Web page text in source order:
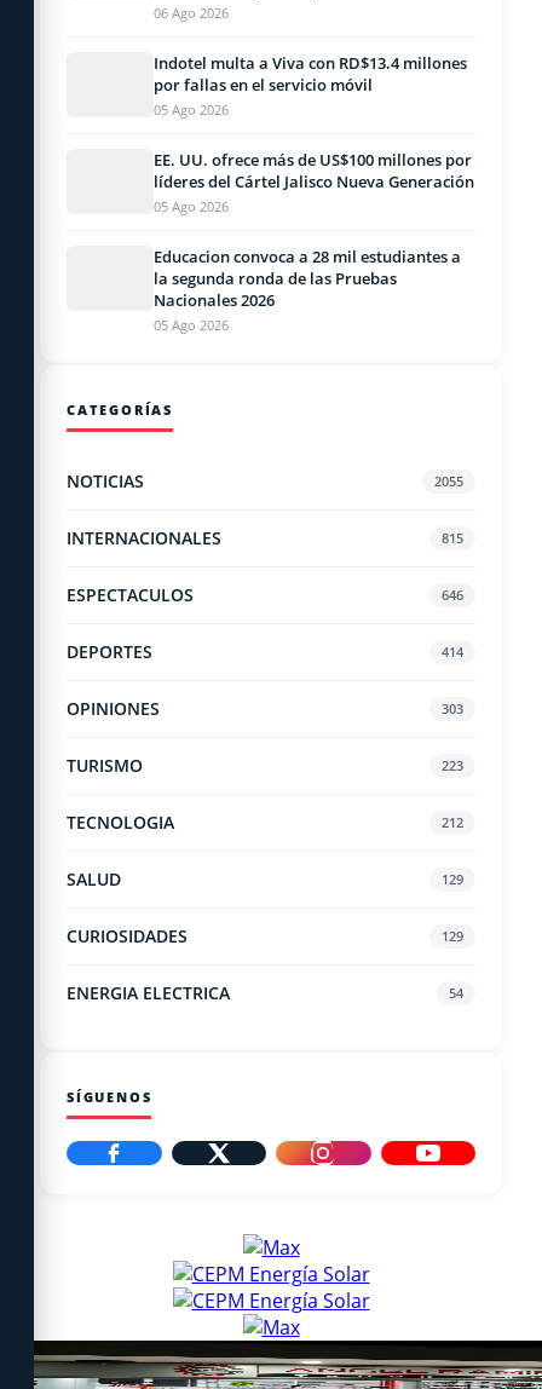
06 Ago 2026
Indotel multa a Viva con RD$13.4 millones
por fallas en el servicio móvil
05 Ago 2026
EE. UU. ofrece más de US$100 millones por
líderes del Cártel Jalisco Nueva Generación
05 Ago 2026
Educacion convoca a 28 mil estudiantes a
la segunda ronda de las Pruebas
Nacionales 2026
05 Ago 2026
CATEGORÍAS
NOTICIAS 2055
INTERNACIONALES 815
ESPECTACULOS 646
DEPORTES 414
OPINIONES 303
TURISMO 223
TECNOLOGIA 212
SALUD 129
CURIOSIDADES 129
ENERGIA ELECTRICA 54
SÍGUENOS